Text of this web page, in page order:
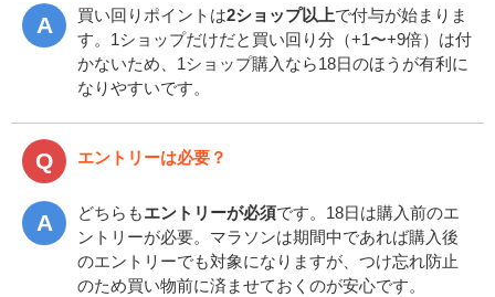
買い回りポイントは2ショップ以上で付与が始まりま
す。1ショップだけだと買い回り分（+1〜+9倍）は付
かないため、1ショップ購入なら18日のほうが有利に
なりやすいです。
エントリーは必要？
どちらも エントリーが必須です。18日は購入前のエ
ントリーが必要。マラソンは期間中であれば購入後
のエントリーでも対象になりますが、つけ忘れ防止
のため買い物前に済ませておくのが安心です。